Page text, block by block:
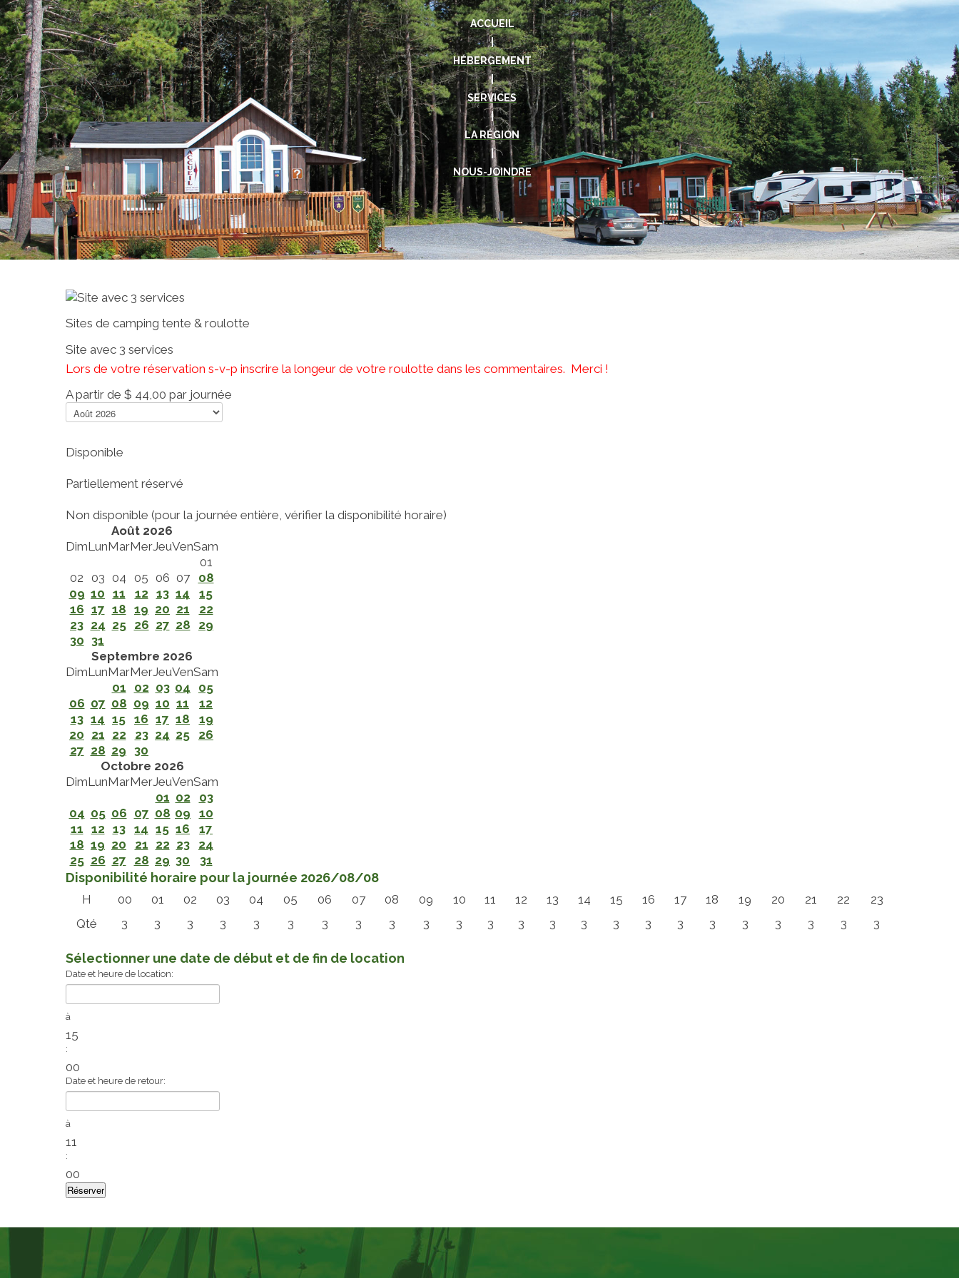
ACCUEIL
|
HÉBERGEMENT
|
SERVICES
|
LA RÉGION
|
NOUS-JOINDRE
Sites de camping tente & roulotte
Site avec 3 services
Lors de votre réservation s-v-p inscrire la longeur de votre roulotte dans les commentaires. Merci !
A partir de $ 44,00 par journée
Disponible
Partiellement réservé
Non disponible (pour la journée entière, vérifier la disponibilité horaire)
Août 2026
DimLunMarMerJeuVenSam
01
02 03 04 05 06 07
08
09 10 11 12 13 14
15
16 17 18 19 20 21
22
23 24 25 26 27 28
29
30 31
Septembre 2026
DimLunMarMerJeuVenSam
01
02 03 04
05
06 07 08 09 10 11
12
13 14 15 16 17 18
19
20 21 22 23 24 25
26
27 28 29 30
Octobre 2026
DimLunMarMerJeuVenSam
01 02
03
04 05 06 07 08 09
10
11 12 13 14 15 16
17
18 19 20 21 22 23
24
25 26 27 28 29 30 31
Disponibilité horaire pour la journée 2026/08/08
H 00 01 02 03 04 05 06 07 08 09 10 11 12 13 14 15 16 17 18 19 20 21 22
23
Qté
3 3 3 3 3 3 3 3 3 3 3 3 3 3 3 3 3 3 3 3 3 3 3 3
Sélectionner une date de début et de fin de location
Date et heure de location:
à
15
:
00
Date et heure de retour:
à
11
:
00